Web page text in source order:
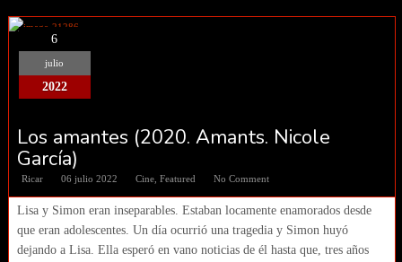
6
julio
2022
Los amantes (2020. Amants. Nicole
García)
Ricar 06 julio 2022 Cine, Featured No Comment
Lisa y Simon eran inseparables. Estaban locamente enamorados desde
que eran adolescentes. Un día ocurrió una tragedia y Simon huyó
dejando a Lisa. Ella esperó en vano noticias de él hasta que, tres años